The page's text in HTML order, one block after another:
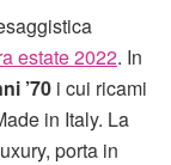
estate 2022. In
’70 i cui ricami
in Italy. La
porta in